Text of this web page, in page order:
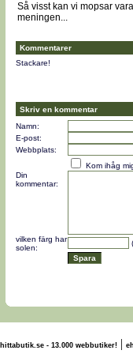
Så visst kan vi mopsar
meningen...
Kommentarer
Stackare!
Skriv en kommentar
Namn:
E-post:
Webbplats:
Kom ihåg
Din
kommentar:
vilken färg har
solen:
hittabutik.se - 13.000 webbutiker!|